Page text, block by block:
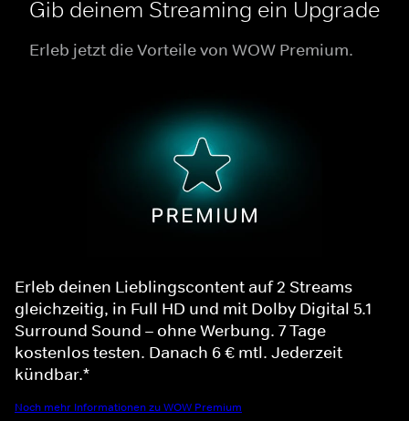
Gib deinem Streaming ein Upgrade
Erleb jetzt die Vorteile von WOW Premium.
Erleb deinen Lieblingscontent auf 2 Streams
gleichzeitig, in Full HD und mit Dolby Digital 5.1
Surround Sound – ohne Werbung. 7 Tage
kostenlos testen. Danach 6 € mtl. Jederzeit
kündbar.*
Noch mehr Informationen zu WOW Premium